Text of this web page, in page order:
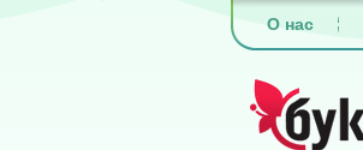
О нас